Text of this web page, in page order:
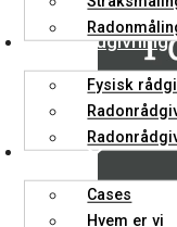
Radonrådgivning
Fysisk
Om os
Cases
Hvem er vi